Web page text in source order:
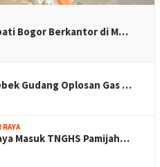
Bogor Berkantor di M…
Gudang Oplosan Gas …
RAYA
Masuk TNGHS Pamijah…